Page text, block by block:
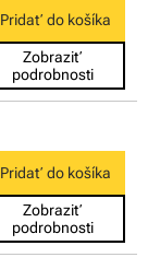
Pridať do košíka
Zobraziť
podrobnosti
Pridať do košíka
Zobraziť
podrobnosti